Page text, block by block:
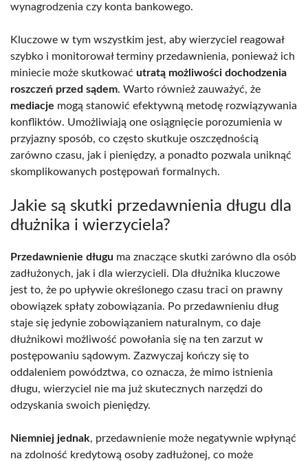
wynagrodzenia czy konta bankowego.
Kluczowe w tym wszystkim jest, aby wierzyciel reagował
szybko i monitorował terminy przedawnienia, ponieważ ich
miniecie może skutkować utratą możliwości dochodzenia
roszczeń przed sądem. Warto również zauważyć, że
mediacje mogą stanowić efektywną metodę rozwiązywania
konfliktów. Umożliwiają one osiągnięcie porozumienia w
przyjazny sposób, co często skutkuje oszczędnością
zarówno czasu, jak i pieniędzy, a ponadto pozwala uniknąć
skomplikowanych postępowań formalnych.
Jakie są skutki przedawnienia długu dla
dłużnika i wierzyciela?
Przedawnienie długu ma znaczące skutki zarówno dla osób
zadłużonych, jak i dla wierzycieli. Dla dłużnika kluczowe
jest to, że po upływie określonego czasu traci on prawny
obowiązek spłaty zobowiązania. Po przedawnieniu dług
staje się jedynie zobowiązaniem naturalnym, co daje
dłużnikowi możliwość powołania się na ten zarzut w
postępowaniu sądowym. Zazwyczaj kończy się to
oddaleniem powództwa, co oznacza, że mimo istnienia
długu, wierzyciel nie ma już skutecznych narzędzi do
odzyskania swoich pieniędzy.
Niemniej jednak, przedawnienie może negatywnie wpłynąć
na zdolność kredytową osoby zadłużonej, co może